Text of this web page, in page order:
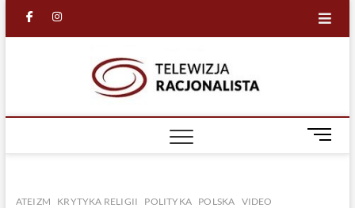
facebook
in
M
e
ATEIZM KRYTYKA RELIGII POLITYKA POLSKA VIDEO